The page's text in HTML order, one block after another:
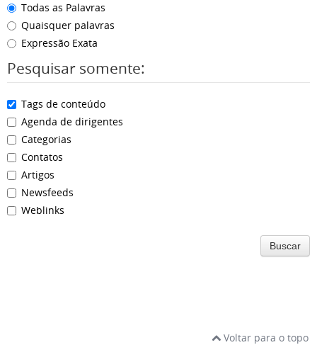
Todas as Palavras
Quaisquer palavras
Expressão Exata
Pesquisar somente:
Tags de conteúdo
Agenda de dirigentes
Categorias
Contatos
Artigos
Newsfeeds
Weblinks
Buscar
Voltar para o topo